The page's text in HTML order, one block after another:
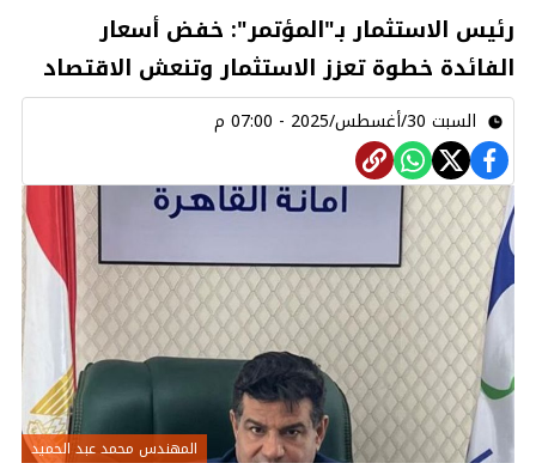
رئيس الاستثمار بـ"المؤتمر": خفض أسعار
الفائدة خطوة تعزز الاستثمار وتنعش الاقتصاد
السبت 30/أغسطس/2025 - 07:00 م
المهندس محمد عبد الحميد